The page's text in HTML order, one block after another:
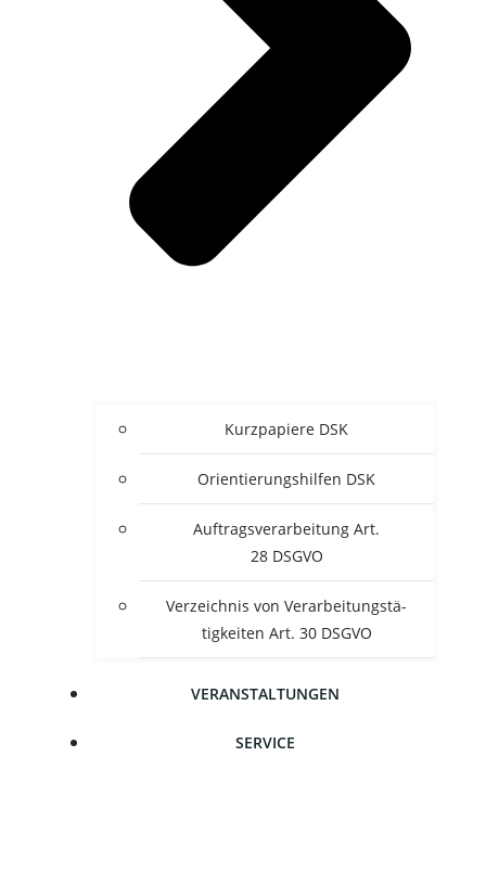
Kurz­pa­pie­re DSK
Ori­en­tie­rungs­hil­fen DSK
Auf­trags­ver­ar­bei­tung Art.
28 DSGVO
Ver­zeich­nis von Ver­ar­bei­tungs­tä­
tig­kei­ten Art. 30 DSGVO
VER­AN­STAL­TUN­GEN
SER­VICE